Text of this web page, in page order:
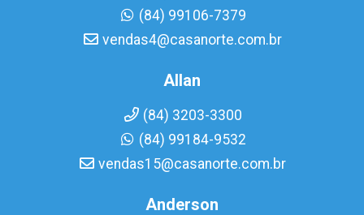
(84) 99106-7379
vendas4@casanorte.com.br
Allan
(84) 3203-3300
(84) 99184-9532
vendas15@casanorte.com.br
Anderson